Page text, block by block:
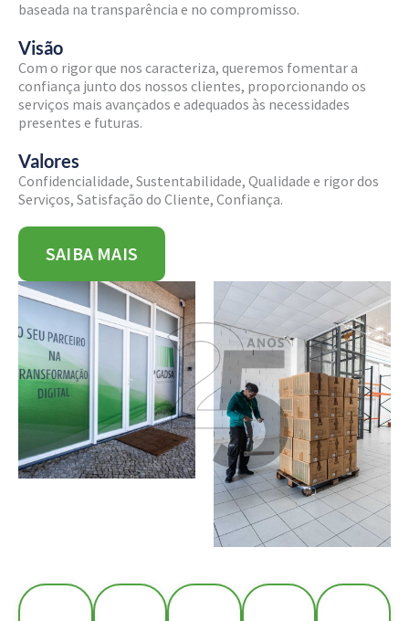
baseada na transparência e no compromisso.
Visão
Com o rigor que nos caracteriza, queremos fomentar a
confiança junto dos nossos clientes, proporcionando os
serviços mais avançados e adequados às necessidades
presentes e futuras.
Valores
Confidencialidade, Sustentabilidade, Qualidade e rigor dos
Serviços, Satisfação do Cliente, Confiança.
SAIBA MAIS